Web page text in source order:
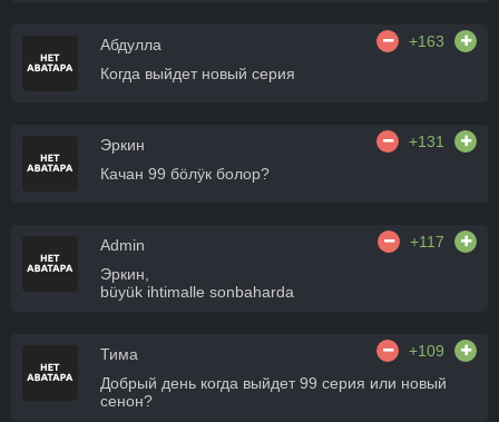
Абдулла
+163
Когда выйдет новый серия
Эркин
+131
Качан 99 бӧлӱк болор?
Admin
+117
Эркин,
büyük ihtimalle sonbaharda
Тима
+109
Добрый день когда выйдет 99 серия или новый
сенон?